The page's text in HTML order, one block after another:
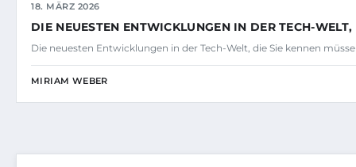
18. MÄRZ 2026
DIE NEUESTEN ENTWICKLUNGEN IN DER TECH-
Die neuesten Entwicklungen in der Tech-Welt, die Sie kennen
MIRIAM WEBER